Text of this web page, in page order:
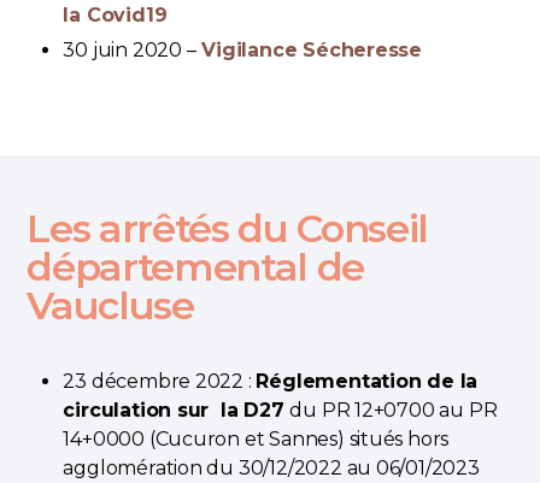
la Covid19
30 juin 2020 – Vigilance Sécheresse
Les arrêtés du Conseil
départemental de
Vaucluse
23 décembre 2022 : Réglementation de la
circulation sur la D27du PR 12+0700 au PR
14+0000 (Cucuron et Sannes) situés hors
agglomération du 30/12/2022 au 06/01/2023